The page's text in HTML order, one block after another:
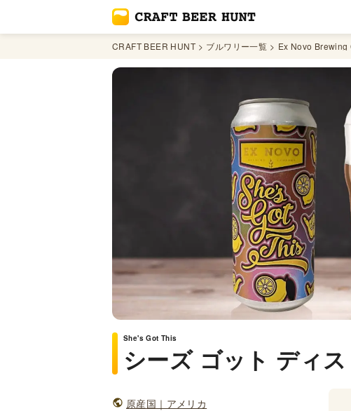
CRAFT BEER HUNT ブルワリー一覧 Ex Novo Brewing
She's Got This
シーズ ゴット ディス
原産国｜アメリカ